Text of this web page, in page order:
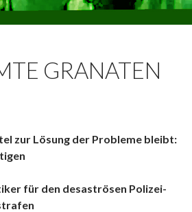
GRANATEN
zur Lösung der Probleme bleibt:
für den desaströsen Polizei-